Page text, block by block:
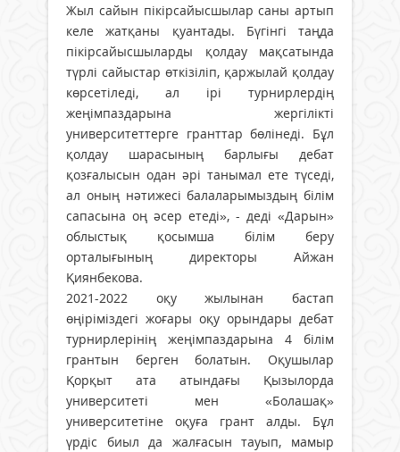
Жыл сайын пікірсайысшылар саны артып
келе жатқаны қуантады. Бүгінгі таңда
пікірсайысшыларды қолдау мақсатында
түрлі сайыстар өткізіліп, қаржылай қолдау
көрсетіледі, ал ірі турнирлердің
жеңімпаздарына жергілікті
университеттерге гранттар бөлінеді. Бұл
қолдау шарасының барлығы дебат
қозғалысын одан әрі танымал ете түседі,
ал оның нәтижесі балаларымыздың білім
сапасына оң әсер етеді», - деді «Дарын»
облыстық қосымша білім беру
орталығының директоры Айжан
Қиянбекова.
2021-2022 оқу жылынан бастап
өңіріміздегі жоғары оқу орындары дебат
турнирлерінің жеңімпаздарына 4 білім
грантын берген болатын. Оқушылар
Қорқыт ата атындағы Қызылорда
университеті мен «Болашақ»
университетіне оқуға грант алды. Бұл
үрдіс биыл да жалғасын тауып, мамыр